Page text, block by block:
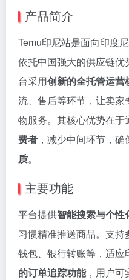
产品简介
Temu印尼站是面向印度
依托中国强大的供应链
台采用创新的全托管运营
流、售后等环节，让卖
物服务。其核心优势在于
费者 ，减少中间环节，
质。
主要功能
平台提供智能搜索与个性
习惯精准推送商品。支持
钱包、银行转账等，适
的订单追踪功能，用户可